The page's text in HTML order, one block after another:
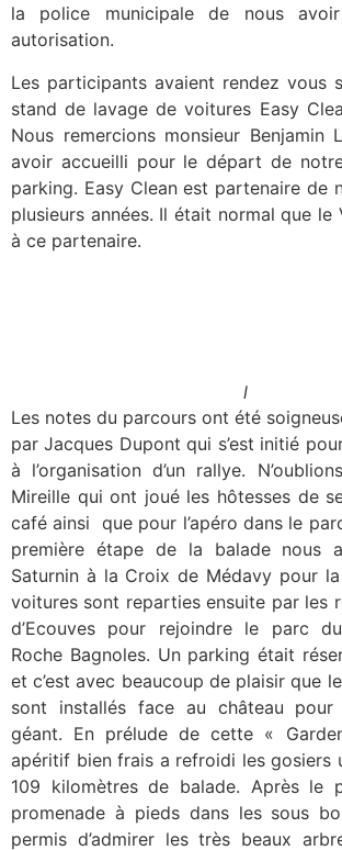
la police municipale de nous
autorisation.
Les participants avaient rendez vous
stand de lavage de voitures Easy
Nous remercions monsieur Benjamin
avoir accueilli pour le départ de
parking. Easy Clean est partenaire de
plusieurs années. Il était normal que le
à ce partenaire.
l
Les notes du parcours ont été
par Jacques Dupont qui s’est initié
à l’organisation d’un rallye.
Mireille qui ont joué les hôtesses de
café ainsi que pour l’apéro dans le
première étape de la balade nous
Saturnin à la Croix de Médavy pour
voitures sont reparties ensuite par les
d’Ecouves pour rejoindre le parc
Roche Bagnoles. Un parking était
et c’est avec beaucoup de plaisir que
sont installés face au château
géant. En prélude de cette «
apéritif bien frais a refroidi les gosiers
109 kilomètres de balade. Après le
promenade à pieds dans les sous
permis d’admirer les très beaux